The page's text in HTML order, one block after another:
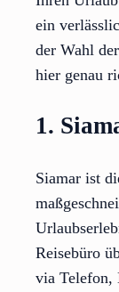
ein
der Wahl
hier genau
1.
Siamar ist
Reisebüro
via Telefon,